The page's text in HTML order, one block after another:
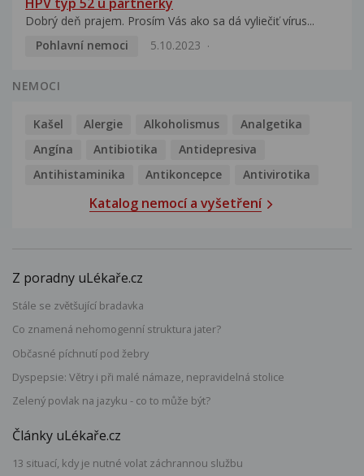
HPV typ 52 u partnerky
Dobrý deň prajem. Prosím Vás ako sa dá vyliečiť vírus...
Pohlavní nemoci
5.10.2023
NEMOCI
Kašel Alergie Alkoholismus
Analgetika
Angína
Antibiotika
Antidepresiva
Antihistaminika
Antikoncepce Antivirotika
Katalog nemocí a vyšetření
Z poradny uLékaře.cz
Stále se zvětšující bradavka
Co znamená nehomogenní struktura jater?
Občasné píchnutí pod žebry
Dyspepsie: Větry i při malé námaze, nepravidelná stolice
Zelený povlak na jazyku - co to může být?
Články uLékaře.cz
13 situací, kdy je nutné volat záchrannou službu